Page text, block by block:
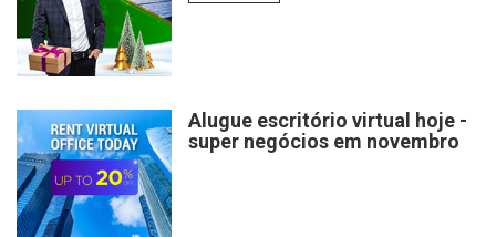
Alugue escritório virtual hoje -
super negócios em novembro